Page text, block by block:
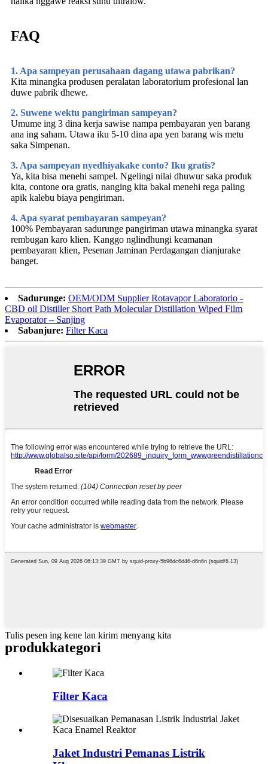
FAQ
1. Apa sampeyan perusahaan dagang utawa pabrikan?
Kita minangka produsen peralatan laboratorium profesional lan
duwe pabrik dhewe.
2. Suwene wektu pangiriman sampeyan?
Umume ing 3 dina kerja sawise nampa pembayaran yen barang
ana ing saham. Utawa iku 5-10 dina apa yen barang wis metu
saka Simpenan.
3. Apa sampeyan nyedhiyakake conto? Iku gratis?
Ya, kita bisa menehi sampel. Ngelingi nilai dhuwur saka produk
kita, contone ora gratis, nanging kita bakal menehi rega paling
apik kalebu biaya pengiriman.
4. Apa syarat pembayaran sampeyan?
100% Pembayaran sadurunge pangiriman utawa minangka syarat
rembugan karo klien. Kanggo nglindhungi keamanan
pembayaran klien, Pesenan Jaminan Perdagangan dianjurake
banget.
Sadurunge: OEM/ODM Supplier Rotavapor Laboratorio -
CBD oil Distiller Short Path Molecular Distillation Wiped Film
Evaporator – Sanjing
Sabanjure: Filter Kaca
Tulis pesen ing kene lan kirim menyang kita
produkkategori
Filter Kaca
Jaket Industri Pemanas Listrik